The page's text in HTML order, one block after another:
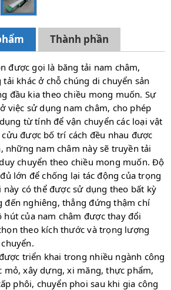
Thành phần
được gọi là băng tải nam châm,
khác ở chỗ chúng di chuyển sản
đầu kia theo chiều mong muốn. Sự
việc sử dụng nam châm, cho phép
từ tính để vận chuyển các loại vật
được bố trí cách đều nhau được
những nam châm này sẽ truyền tải
chuyển theo chiều mong muốn. Độ
lớn để chống lại tác động của trọng
này có thể được sử dụng theo bất kỳ
đến nghiêng, thẳng đứng thậm chí
hút của nam châm được thay đổi
theo kích thước và trọng lượng
triển khai trong nhiều ngành công
mỏ, xây dựng, xi măng, thực phẩm,
phôi, chuyển phoi sau khi gia công